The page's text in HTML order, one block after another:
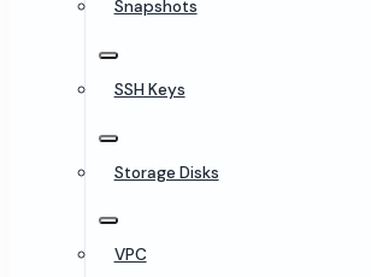
Snapshots
SSH Keys
Storage Disks
VPC